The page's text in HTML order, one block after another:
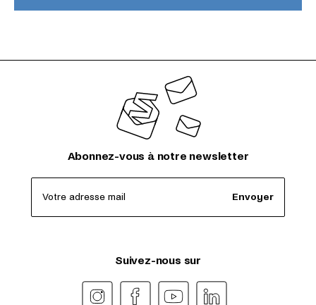
Abonnez-vous à notre newsletter
Votre adresse mail Envoyer
Suivez-nous sur